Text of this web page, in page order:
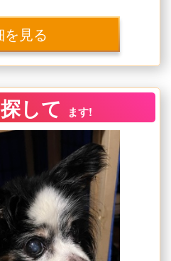
を見る
探して ます!